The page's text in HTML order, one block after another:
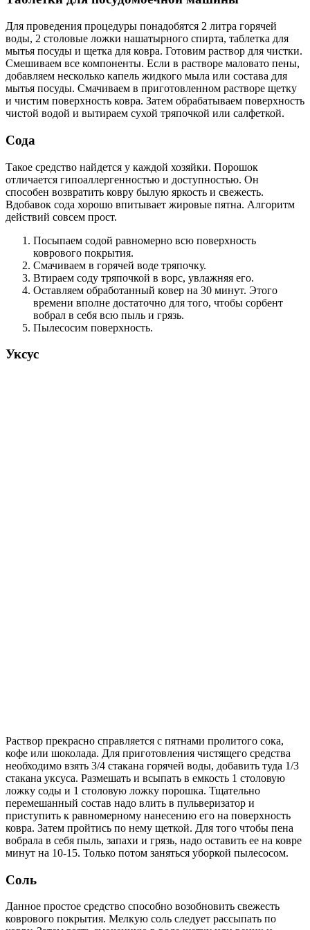
Для проведения процедуры понадобятся 2 литра горячей
воды, 2 столовые ложки нашатырного спирта, таблетка для
мытья посуды и щетка для ковра. Готовим раствор для чистки.
Смешиваем все компоненты. Если в растворе маловато пены,
добавляем несколько капель жидкого мыла или состава для
мытья посуды. Смачиваем в приготовленном растворе щетку
и чистим поверхность ковра. Затем обрабатываем поверхность
чистой водой и вытираем сухой тряпочкой или салфеткой.
Сода
Такое средство найдется у каждой хозяйки. Порошок
отличается гипоаллергенностью и доступностью. Он
способен возвратить ковру былую яркость и свежесть.
Вдобавок сода хорошо впитывает жировые пятна. Алгоритм
действий совсем прост.
Посыпаем содой равномерно всю поверхность
коврового покрытия.
Смачиваем в горячей воде тряпочку.
Втираем соду тряпочкой в ворс, увлажняя его.
Оставляем обработанный ковер на 30 минут. Этого
времени вполне достаточно для того, чтобы сорбент
вобрал в себя всю пыль и грязь.
Пылесосим поверхность.
Уксус
Раствор прекрасно справляется с пятнами пролитого сока,
кофе или шоколада. Для приготовления чистящего средства
необходимо взять 3/4 стакана горячей воды, добавить туда 1/3
стакана уксуса. Размешать и всыпать в емкость 1 столовую
ложку соды и 1 столовую ложку порошка. Тщательно
перемешанный состав надо влить в пульверизатор и
приступить к равномерному нанесению его на поверхность
ковра. Затем пройтись по нему щеткой. Для того чтобы пена
вобрала в себя пыль, запахи и грязь, надо оставить ее на ковре
минут на 10-15. Только потом заняться уборкой пылесосом.
Соль
Данное простое средство способно возобновить свежесть
коврового покрытия. Мелкую соль следует рассыпать по